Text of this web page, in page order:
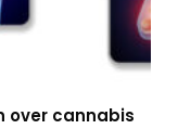
over cannabis